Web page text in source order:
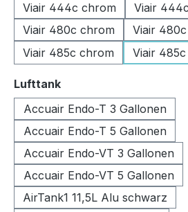
Viair 444c chrom
Viair
Viair 480c chrom
Viair
Viair 485c chrom
Viair
Lufttankauswählen
Accuair Endo-T 3 Gallonen
Accuair Endo-T 5 Gallonen
Accuair Endo-VT 3 Gallonen
Accuair Endo-VT 5 Gallonen
AirTank1 11,5L Alu schwarz